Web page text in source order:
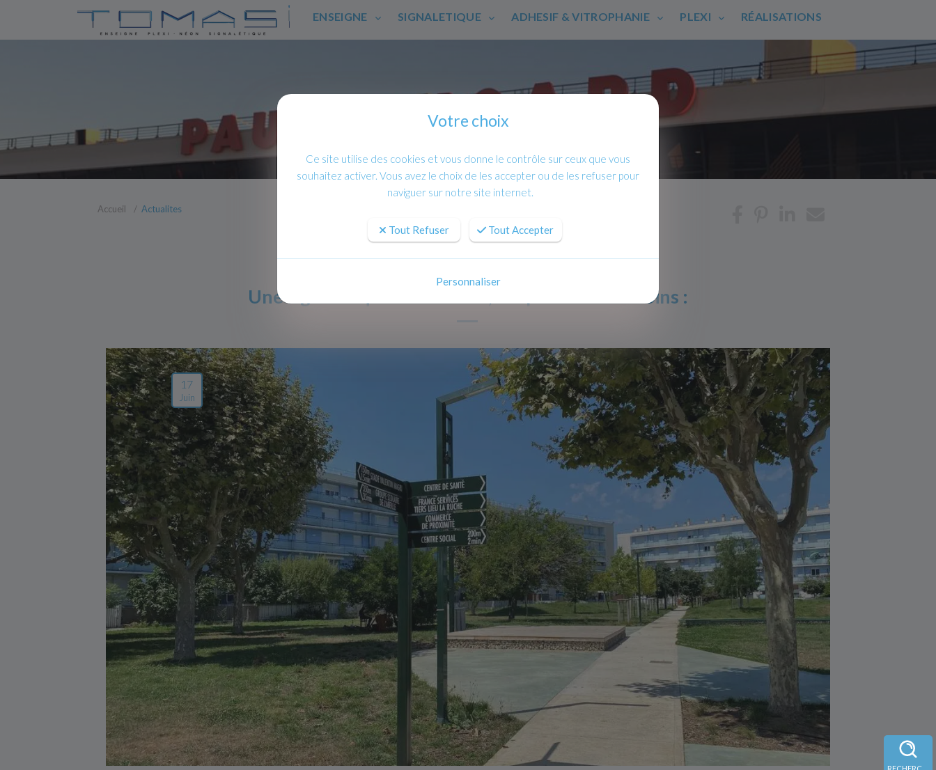
ENSEIGNE SIGNALETIQUE ADHESIF & VITROPHANIE PLEXI RÉALISATIONS
Accueil Actualites
Une signalétique sur mesure, adaptée à vos besoins :
17
Juin
Votre choix
Ce site utilise des cookies et vous donne le contrôle sur ceux que vous
souhaitez activer. Vous avez le choix de les accepter ou de les refuser pour
naviguer sur notre site internet.
Tout Refuser Tout Accepter
Personnaliser